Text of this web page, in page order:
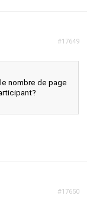
#17649
nombre de page
#17650